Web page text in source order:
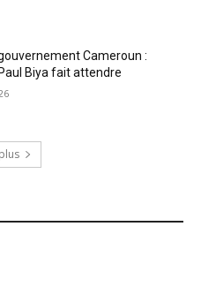
Cameroun :
Biya fait attendre